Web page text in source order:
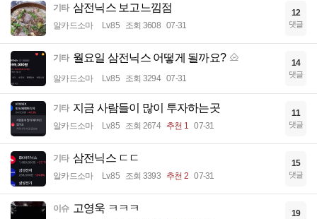
기타 삼전닉스 보고느낌점
알카드소마 Lv.85 조회 3608 07-31
12
댓글
기타 월요일 삼전닉스 어떻게 될까요?
알카드소마 Lv.85 조회 3294 07-31
14
댓글
기타 지금 사람들이 많이 투자하는곳
알카드소마 Lv.85 조회 2674 추천 1 07-31
11
댓글
기타 삼전닉스 ㄷㄷ
알카드소마 Lv.85 조회 3393 추천 2 07-31
15
댓글
이슈 고영욱 ㅋㅋㅋ 19